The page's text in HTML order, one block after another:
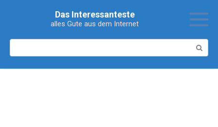
Das Interessanteste
alles Gute aus dem Internet